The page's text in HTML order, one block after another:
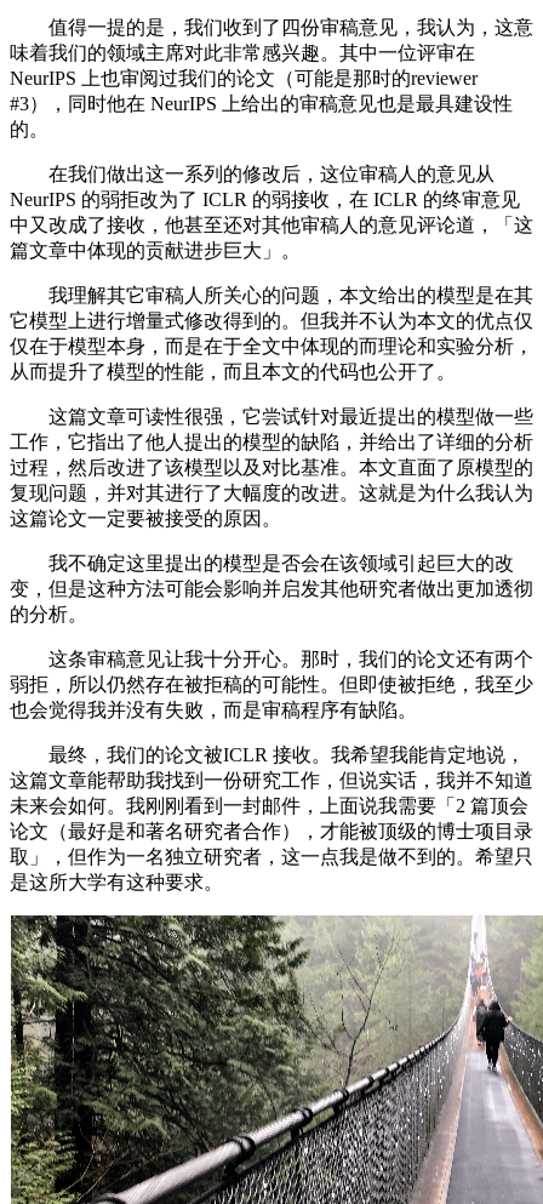
值得一提的是，我们收到了四份审稿意见，我认为，这意
味着我们的领域主席对此非常感兴趣。其中一位评审在
NeurIPS 上也审阅过我们的论文（可能是那时的reviewer
#3），同时他在 NeurIPS 上给出的审稿意见也是最具建设性
的。
在我们做出这一系列的修改后，这位审稿人的意见从
NeurIPS 的弱拒改为了 ICLR 的弱接收，在 ICLR 的终审意见
中又改成了接收，他甚至还对其他审稿人的意见评论道，「这
篇文章中体现的贡献进步巨大」。
我理解其它审稿人所关心的问题，本文给出的模型是在其
它模型上进行增量式修改得到的。但我并不认为本文的优点仅
仅在于模型本身，而是在于全文中体现的而理论和实验分析，
从而提升了模型的性能，而且本文的代码也公开了。
这篇文章可读性很强，它尝试针对最近提出的模型做一些
工作，它指出了他人提出的模型的缺陷，并给出了详细的分析
过程，然后改进了该模型以及对比基准。本文直面了原模型的
复现问题，并对其进行了大幅度的改进。这就是为什么我认为
这篇论文一定要被接受的原因。
我不确定这里提出的模型是否会在该领域引起巨大的改
变，但是这种方法可能会影响并启发其他研究者做出更加透彻
的分析。
这条审稿意见让我十分开心。那时，我们的论文还有两个
弱拒，所以仍然存在被拒稿的可能性。但即使被拒绝，我至少
也会觉得我并没有失败，而是审稿程序有缺陷。
最终，我们的论文被ICLR 接收。我希望我能肯定地说，
这篇文章能帮助我找到一份研究工作，但说实话，我并不知道
未来会如何。我刚刚看到一封邮件，上面说我需要「2 篇顶会
论文（最好是和著名研究者合作），才能被顶级的博士项目录
取」，但作为一名独立研究者，这一点我是做不到的。希望只
是这所大学有这种要求。